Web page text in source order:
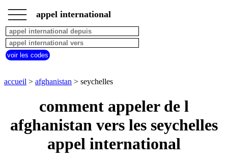
accueil
afghanistan
appel
depuis
pays
commencant
D E
R S T
U
W X Y Z
___
___ appel international
voir les codes
accueil > afghanistan > seychelles
comment appeler de l
afghanistan vers les seychelles
appel international